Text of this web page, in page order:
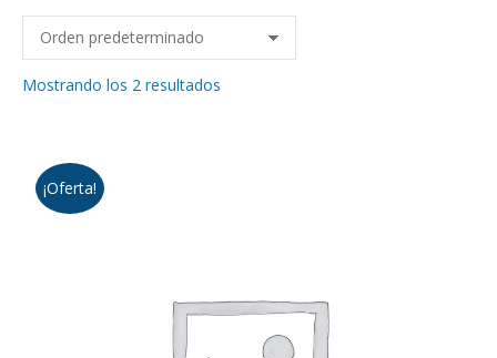
Mostrando los 2 resultados
¡Oferta!